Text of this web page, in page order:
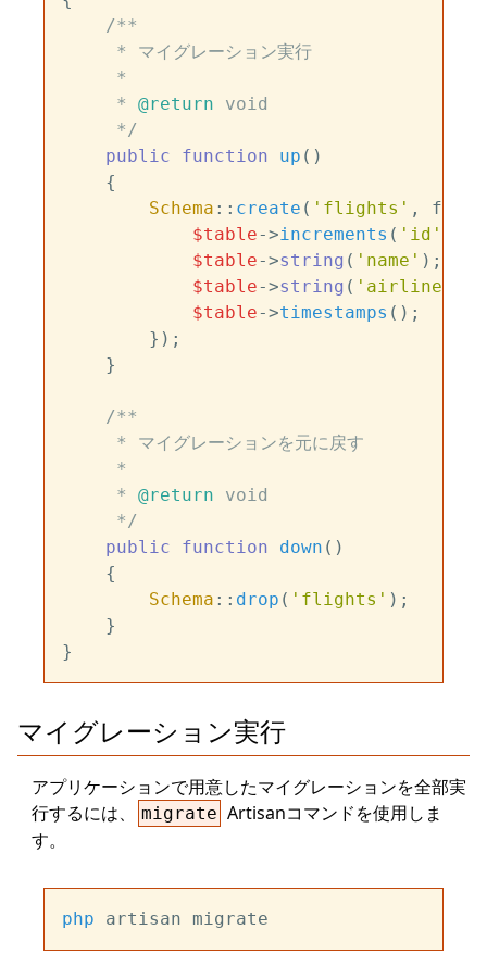
/**
     * マイグレーション実行
     *
     *
@return void
     */
public
function up ( )
{
Schema :: create ( 'flights' ,
$table->increments ( 'id'
$table->string ( 'name' );
$table->string ( 'airline'
$table->timestamps ();
        });
    }
/**
     * マイグレーションを元に戻す
     *
     *
@return void
     */
public
function down ( )
{
Schema :: drop ( 'flights' );
    }
マイグレーション実行
アプリケーションで用意したマイグレーションを全部実
行するには、
migrate Artisanコマンドを使用しま
す。
php